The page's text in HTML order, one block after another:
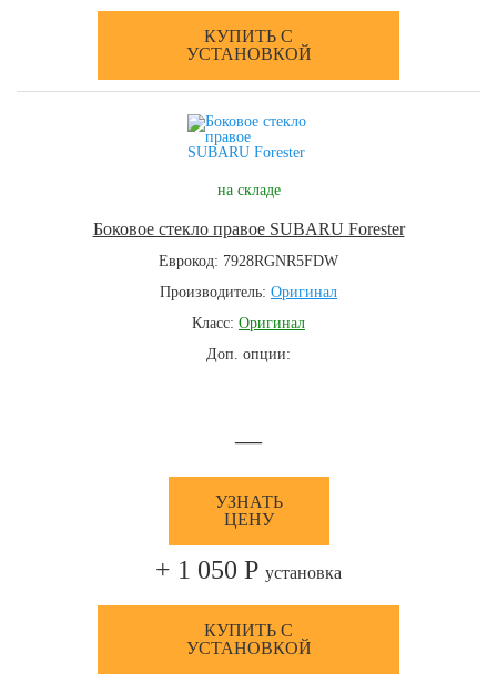
КУПИТЬ С
УСТАНОВКОЙ
на складе
Боковое стекло правое SUBARU Forester
Еврокод: 7928RGNR5FDW
Производитель: Оригинал
Класс: Оригинал
Доп. опции:
—
УЗНАТЬ
ЦЕНУ
+ 1 050 Р установка
КУПИТЬ С
УСТАНОВКОЙ